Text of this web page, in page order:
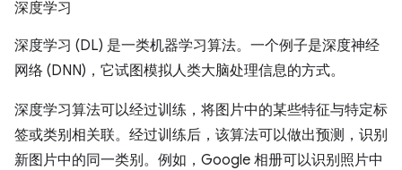
深度学习
深度学习 (DL) 是一类机器学习算法。一个例子是深度神经
网络 (DNN)，它试图模拟人类大脑处理信息的方式。
深度学习算法可以经过训练，将图片中的某些特征与特定标
签或类别相关联。经过训练后，该算法可以做出预测，识别
新图片中的同一类别。例如，Google 相册可以识别照片中